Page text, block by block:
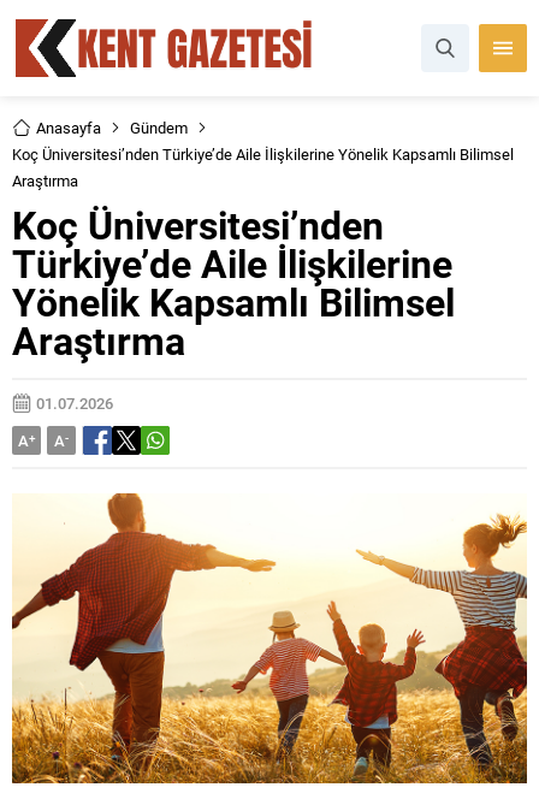
Anasayfa
Gündem
Koç Üniversitesi’nden Türkiye’de Aile İlişkilerine Yönelik Kapsamlı Bilimsel
Araştırma
Koç Üniversitesi’nden
Türkiye’de Aile İlişkilerine
Yönelik Kapsamlı Bilimsel
Araştırma
01.07.2026
A+ A-